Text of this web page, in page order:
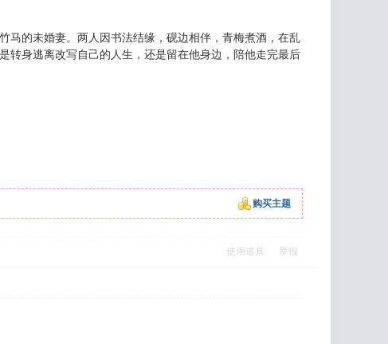
马的未婚妻。两人因书法结缘，砚边相伴，青梅煮酒，在乱
身逃离改写自己的人生，还是留在他身边，陪他走完最后
购买主题
使用道具 举报